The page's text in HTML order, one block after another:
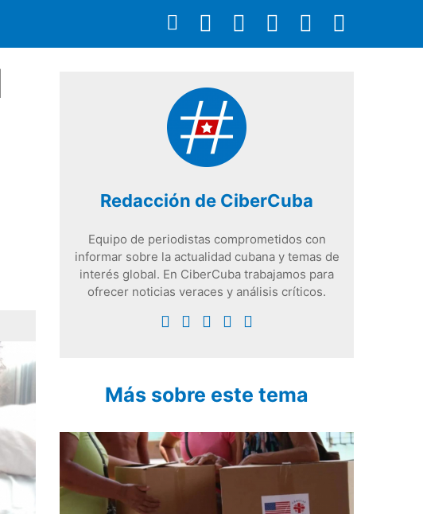
Redacción de CiberCuba
Equipo de periodistas comprometidos con
informar sobre la actualidad cubana y temas de
interés global. En CiberCuba trabajamos para
ofrecer noticias veraces y análisis críticos.
Más sobre este tema